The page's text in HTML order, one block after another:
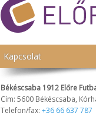
Kapcsolat
Békéscsaba 1912 Előre
Cím: 5600 Békéscsaba,
Telefon/fax: +36 66 637 787